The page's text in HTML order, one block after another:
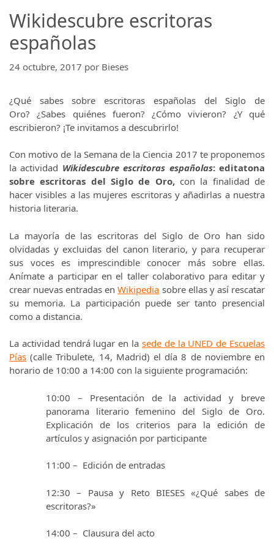
Wikidescubre escritoras
españolas
24 octubre, 2017 por Bieses
¿Qué sabes sobre escritoras españolas del Siglo de
Oro? ¿Sabes quiénes fueron? ¿Cómo vivieron? ¿Y qué
escribieron? ¡Te invitamos a descubrirlo!
Con motivo de la Semana de la Ciencia 2017 te proponemos
la actividad Wikidescubre escritoras españolas: editatona
sobre escritoras del Siglo de Oro,con la finalidad de
hacer visibles a las mujeres escritoras y añadirlas a nuestra
historia literaria.
La mayoría de las escritoras del Siglo de Oro han sido
olvidadas y excluidas del canon literario, y para recuperar
sus voces es imprescindible conocer más sobre ellas.
Anímate a participar en el taller colaborativo para editar y
crear nuevas entradas enWikipedia sobre ellas y así rescatar
su memoria. La participación puede ser tanto presencial
como a distancia.
La actividad tendrá lugar en la sede de la UNED de Escuelas
Pías (calle Tribulete, 14, Madrid) el día 8 de noviembre en
horario de 10:00 a 14:00 con la siguiente programación:
10:00 – Presentación de la actividad y breve
panorama literario femenino del Siglo de Oro.
Explicación de los criterios para la edición de
artículos y asignación por participante
11:00 – Edición de entradas
12:30 – Pausa y Reto BIESES «¿Qué sabes de
escritoras?»
14:00 – Clausura del acto